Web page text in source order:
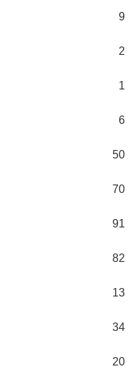
9
2
1
6
50
70
91
82
13
34
20